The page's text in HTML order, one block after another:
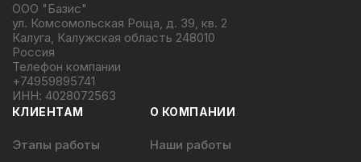
ООО "Базис"
ул. Комсомольская Роща, д. 39, кв. 2
Калуга, Калужская область 248010
Россия
Телефон компании
+74959895741
ИНН: 4028072563
КЛИЕНТАМ
Этапы работы
О КОМПАНИИ
Наши работы